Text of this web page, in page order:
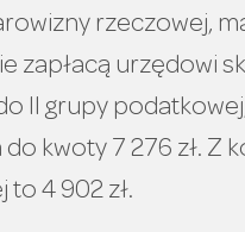
rzeczowej,
zapłacą urzędowi
II grupy
kwoty 7 276 zł. Z
4 902 zł.